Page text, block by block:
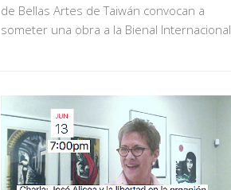
de Bellas Artes de Taiwán convocan a
someter una obra a la Bienal Internacional